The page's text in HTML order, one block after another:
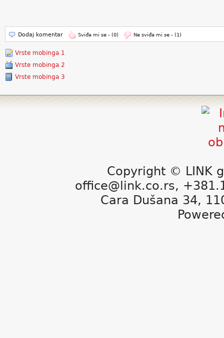
Dodaj komentar Sviđa mi se - (0) Ne sviđa mi se - (1)
Vrste mobinga 1
Vrste mobinga 2
Vrste mobinga 3
Copyright © LINK
office@link.co.rs,
Cara Dušana 34,